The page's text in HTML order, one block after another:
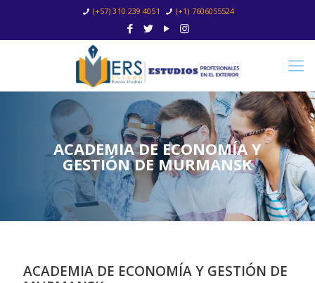
(+57) 310 239 4051 (+1) 7606055524
ACADEMIA DE ECONOMÍA Y
GESTIÓN DE MURMANSK
ACADEMIA DE ECONOMÍA Y GESTIÓN DE